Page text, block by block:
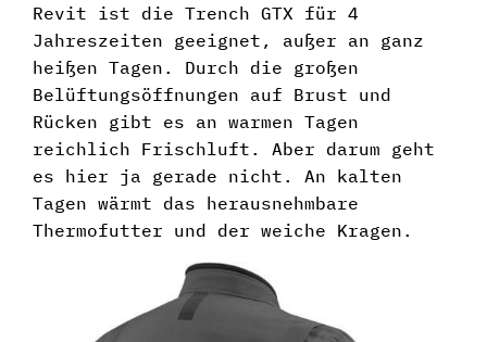
Revit ist die Trench GTX für 4
Jahreszeiten geeignet, außer an ganz
heißen Tagen. Durch die großen
Belüftungsöffnungen auf Brust und
Rücken gibt es an warmen Tagen
reichlich Frischluft. Aber darum geht
es hier ja gerade nicht. An kalten
Tagen wärmt das herausnehmbare
Thermofutter und der weiche Kragen.